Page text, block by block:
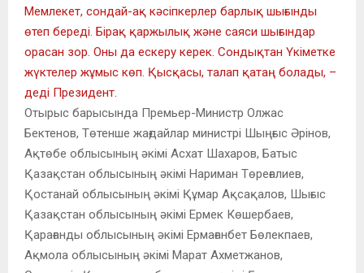
Мемлекет, сондай-ақ кәсіпкерлер барлық шығынды
өтеп береді. Бірақ қаржылық және саяси шығындар
орасан зор. Оны да ескеру керек. Сондықтан Үкіметке
жүктелер жұмыс көп. Қысқасы, талап қатаң болады, –
деді Президент.
Отырыс барысында Премьер-Министр Олжас
Бектенов, Төтенше жағдайлар министрі Шыңғыс Әрінов,
Ақтөбе облысының әкімі Асхат Шахаров, Батыс
Қазақстан облысының әкімі Нариман Төреғалиев,
Қостанай облысының әкімі Құмар Ақсақалов, Шығыс
Қазақстан облысының әкімі Ермек Көшербаев,
Қарағанды облысының әкімі Ермағанбет Бөлекпаев,
Ақмола облысының әкімі Марат Ахметжанов,